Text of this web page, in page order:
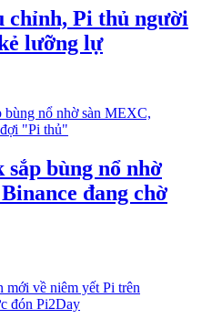
chỉnh, Pi thủ người
lưỡng lự
bùng nổ nhờ
đang chờ